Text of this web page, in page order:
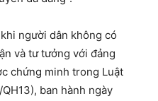
người dân không có
và tư tưởng với đảng
chứng minh trong Luật
ban hành ngày